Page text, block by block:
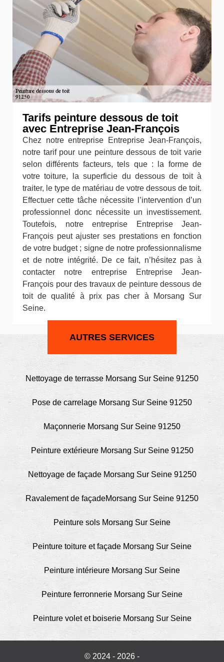
Tarifs peinture dessous de toit
avec Entreprise Jean-François
Chez notre entreprise Entreprise Jean-François,
notre tarif pour une peinture dessous de toit varie
selon différents facteurs, tels que : la forme de
votre toiture, la superficie du dessous de toit à
traiter, le type de matériau de votre dessous de toit.
Effectuer cette tâche nécessite l’intervention d’un
professionnel donc nécessite un investissement.
Toutefois, notre entreprise Entreprise Jean-
François peut ajuster ses prestations en fonction
de votre budget ; signe de notre professionnalisme
et de notre intégrité. De ce fait, n’hésitez pas à
contacter notre entreprise Entreprise Jean-
François pour des travaux de peinture dessous de
toit de qualité à prix pas cher à Morsang Sur
Seine.
AUTRES SERVICES
Nettoyage de terrasse Morsang Sur Seine 91250
Pose de carrelage Morsang Sur Seine 91250
Maçonnerie Morsang Sur Seine 91250
Peinture extérieure Morsang Sur Seine 91250
Nettoyage de façade Morsang Sur Seine 91250
Ravalement de façadeMorsang Sur Seine 91250
Peinture sols Morsang Sur Seine
Peinture toiture et façade Morsang Sur Seine
Peinture intérieure Morsang Sur Seine
Peinture ferronnerie Morsang Sur Seine
Peinture volet et boiserie Morsang Sur Seine
© 2024 - 2026 -